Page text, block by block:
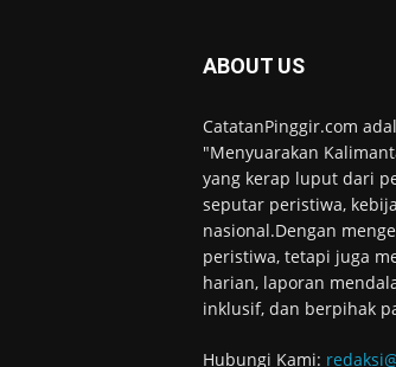
ABOUT US
CatatanPinggir.com
"Menyuarakan
yang kerap luput dari
seputar peristiwa,
nasional.Dengan
peristiwa, tetapi juga
harian, laporan
inklusif, dan berpihak
Hubungi Kami: